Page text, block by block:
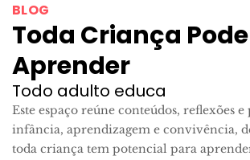
BLOG
Toda Criança Pode
Aprender
Todo adulto educa
Este espaço reúne conteúdos, reflexões
infância, aprendizagem e convivência,
toda criança tem potencial para